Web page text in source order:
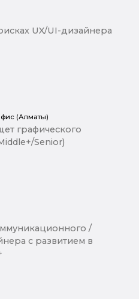
UX/UI-дизайнера
(Алматы)
графического
Senior)
/
с развитием в